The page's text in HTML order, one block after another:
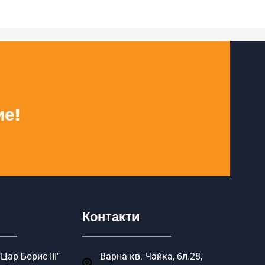
Борис III"
Контакти
Варна кв. Чайка, бл.28,